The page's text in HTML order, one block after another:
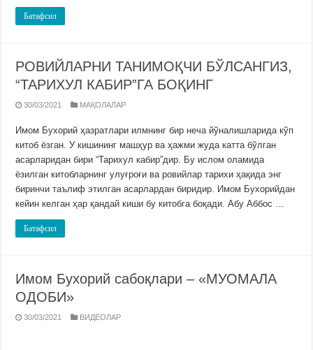
Батафсил
РОВИЙЛАРНИ ТАНИМОҚЧИ БЎЛСАНГИЗ,
“ТАРИХУЛ КАБИР”ГА БОҚИНГ
30/03/2021 МАҚОЛАЛАР
Имом Бухорий ҳазратлари илмнинг бир неча йўналишларида кўп
китоб ёзган. У кишининг машҳур ва ҳажми жуда катта бўлган
асарларидан бири “Тарихул кабир”дир. Бу ислом оламида
ёзилган китобларнинг улуғроғи ва ровийлар тарихи ҳақида энг
биринчи таълиф этилган асарлардан биридир. Имом Бухорийдан
кейин келган ҳар қандай киши бу китобга боқади. Абу Аббос …
Батафсил
Имом Бухорий сабоқлари – «МУОМАЛА
ОДОБИ»
30/03/2021 ВИДЕОЛАР